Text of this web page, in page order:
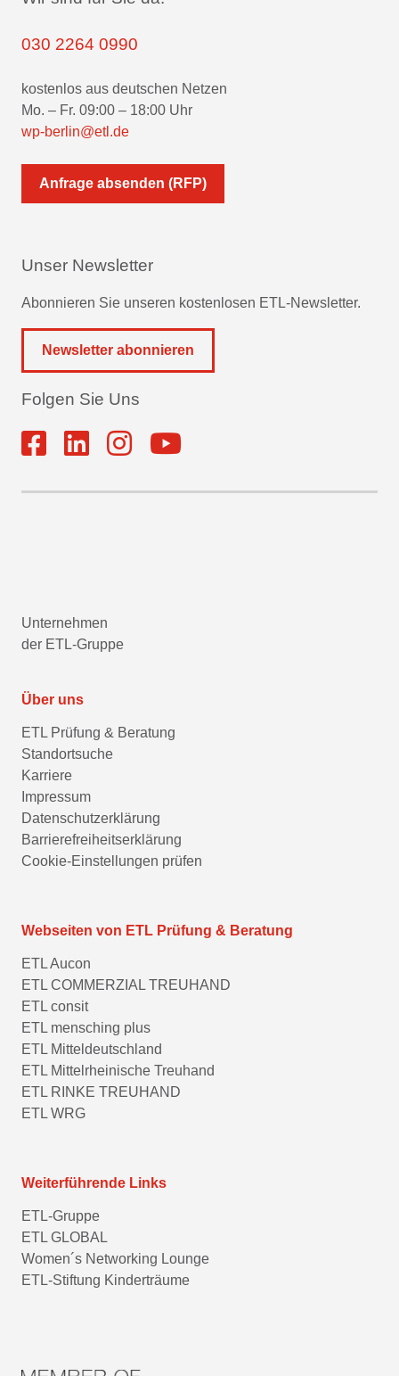
030 2264 0990
kostenlos aus deutschen Netzen
Mo. – Fr. 09:00 – 18:00 Uhr
wp-berlin@etl.de
Anfrage absenden (RFP)
Unser Newsletter
Abonnieren Sie unseren kostenlosen ETL-Newsletter.
Newsletter abonnieren
Folgen Sie Uns
Unternehmen
der ETL-Gruppe
Über uns
ETL Prüfung & Beratung
Standortsuche
Karriere
Impressum
Datenschutzerklärung
Barrierefreiheitserklärung
Cookie-Einstellungen prüfen
Webseiten von ETL Prüfung & Beratung
ETL Aucon
ETL COMMERZIAL TREUHAND
ETL consit
ETL mensching plus
ETL Mitteldeutschland
ETL Mittelrheinische Treuhand
ETL RINKE TREUHAND
ETL WRG
Weiterführende Links
ETL-Gruppe
ETL GLOBAL
Women´s Networking Lounge
ETL-Stiftung Kinderträume